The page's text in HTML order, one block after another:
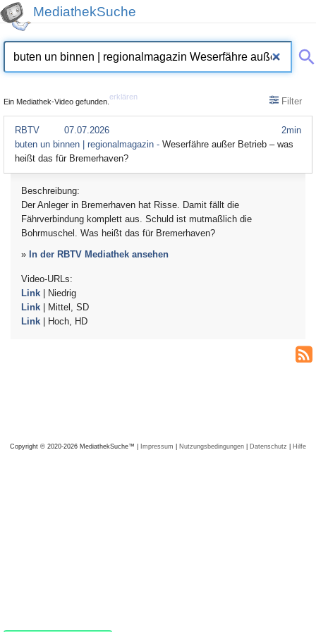
MediathekSuche
Ein Mediathek-Video gefunden.
erklären Filter
2min
RBTV
07.07.2026
buten un binnen | regionalmagazin - Weserfähre außer Betrieb – was
heißt das für Bremerhaven?
Beschreibung:
Der Anleger in Bremerhaven hat Risse. Damit fällt die
Fährverbindung komplett aus. Schuld ist mutmaßlich die
Bohrmuschel. Was heißt das für Bremerhaven?
» In der RBTV Mediathek ansehen
Video-URLs:
Link | Niedrig
Link | Mittel, SD
Link | Hoch, HD
Copyright © 2020-2026 MediathekSuche™ | Impressum | Nutzungsbedingungen | Datenschutz | Hilfe